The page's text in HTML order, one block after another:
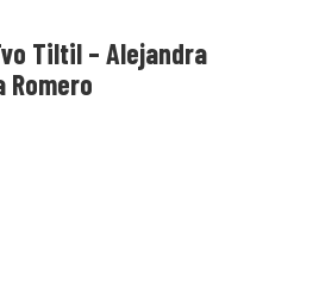
Tiltil – Alejandra
Romero